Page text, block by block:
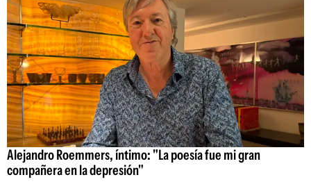
Alejandro Roemmers, íntimo: "La poesía fue mi gran
compañera en la depresión"